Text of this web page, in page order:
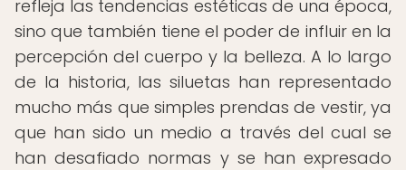
refleja las tendencias estéticas de una época,
sino que también tiene el poder de influir en la
percepción del cuerpo y la belleza. A lo largo
de la historia, las siluetas han representado
mucho más que simples prendas de vestir, ya
que han sido un medio a través del cual se
han desafiado normas y se han expresado